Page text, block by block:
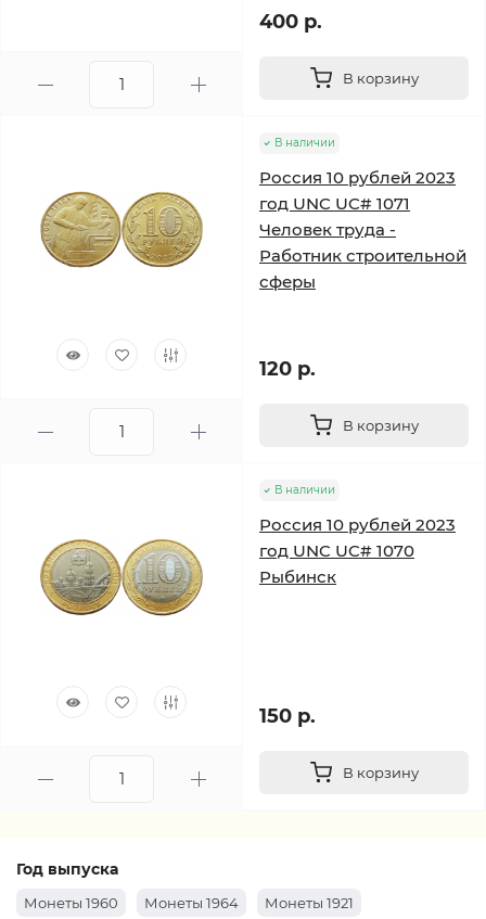
400 р.
В корзину
В наличии
Россия 10 рублей 2023
год UNC UC# 1071
Человек труда -
Работник строительной
сферы
120 р.
В корзину
В наличии
Россия 10 рублей 2023
год UNC UC# 1070
Рыбинск
150 р.
В корзину
Год выпуска
Монеты 1960 Монеты 1964
Монеты 1921